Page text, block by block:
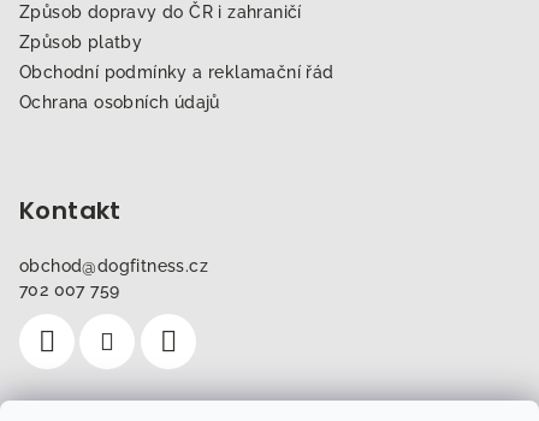
Způsob dopravy do ČR i zahraničí
Způsob platby
Obchodní podmínky a reklamační řád
Ochrana osobních údajů
Kontakt
obchod@dogfitness.cz
702 007 759